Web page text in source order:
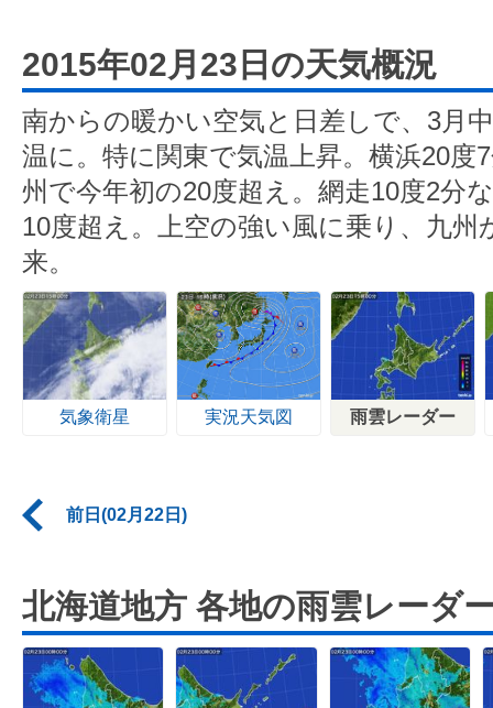
2015年02月23日の天気概況
南からの暖かい空気と日差しで、3月
温に。特に関東で気温上昇。横浜20度
州で今年初の20度超え。網走10度2分
10度超え。上空の強い風に乗り、九州
来。
気象衛星 実況天気図 雨雲レーダー
前日(02月22日)
北海道地方 各地の雨雲レーダ